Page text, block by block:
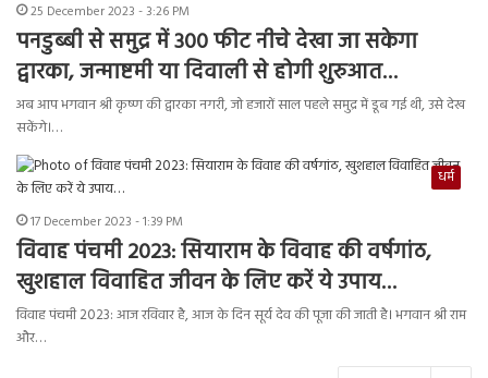
25 December 2023 - 3:26 PM
पनडुब्बी से समुद्र में 300 फीट नीचे देखा जा सकेगा
द्वारका, जन्माष्टमी या दिवाली से होगी शुरुआत…
अब आप भगवान श्री कृष्ण की द्वारका नगरी, जो हजारों साल पहले समुद्र में डूब गई थी, उसे देख
सकेंगे।…
धर्म
17 December 2023 - 1:39 PM
विवाह पंचमी 2023: सियाराम के विवाह की वर्षगांठ,
खुशहाल विवाहित जीवन के लिए करें ये उपाय…
विवाह पंचमी 2023: आज रविवार है, आज के दिन सूर्य देव की पूजा की जाती है। भगवान श्री राम
और…